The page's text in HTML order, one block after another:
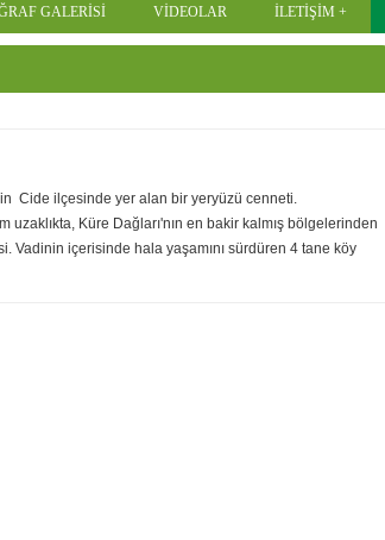
GALERİSİ VİDEOLAR İLETİŞİM
Cide ilçesinde yer alan bir yeryüzü cenneti.
uzaklıkta, Küre Dağları'nın en bakir kalmış bölgelerinden
Vadinin içerisinde hala yaşamını sürdüren 4 tane köy